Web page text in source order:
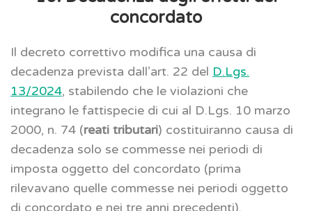
concordato
Il decreto correttivo modifica una causa di
decadenza prevista dall’art. 22 del D.Lgs.
13/2024, stabilendo che le violazioni che
integrano le fattispecie di cui al D.Lgs. 10 marzo
2000, n. 74 (reati tributari) costituiranno causa di
decadenza solo se commesse nei periodi di
imposta oggetto del concordato (prima
rilevavano quelle commesse nei periodi oggetto
di concordato e nei tre anni precedenti).